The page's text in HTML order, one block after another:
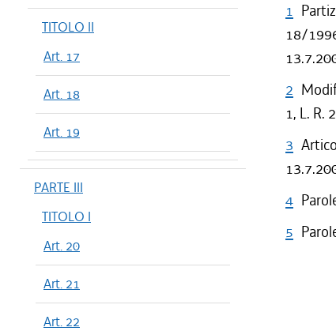
TITOLO II
Art. 17
Art. 18
Art. 19
PARTE III
TITOLO I
Art. 20
Art. 21
Art. 22
1
18/
2
1, L. R.
3
4
5